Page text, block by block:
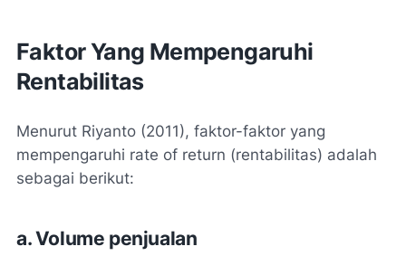
Faktor Yang Mempengaruhi
Rentabilitas
Menurut Riyanto (2011), faktor-faktor yang
mempengaruhi rate of return (rentabilitas) adalah
sebagai berikut:
a. Volume penjualan